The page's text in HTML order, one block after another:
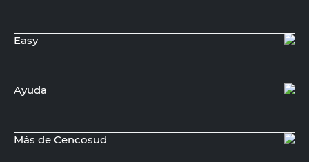
Easy
Ayuda
Más de Cencosud